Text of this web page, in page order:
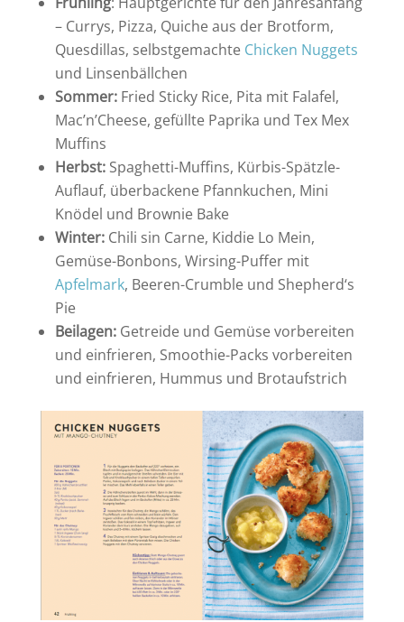
– Currys, Pizza, Quiche aus der Brotform,
Quesdillas, selbstgemachte Chicken Nuggets
und Linsenbällchen
Sommer:Fried Sticky Rice, Pita mit Falafel,
Mac’n’Cheese, gefüllte Paprika und Tex Mex
Muffins
Herbst:Spaghetti-Muffins, Kürbis-Spätzle-
Auflauf, überbackene Pfannkuchen, Mini
Knödel und Brownie Bake
Winter:Chili sin Carne, Kiddie Lo Mein,
Gemüse-Bonbons, Wirsing-Puffer mit
Apfelmark, Beeren-Crumble und Shepherd‘s
Pie
Beilagen:Getreide und Gemüse vorbereiten
und einfrieren, Smoothie-Packs vorbereiten
und einfrieren, Hummus und Brotaufstrich